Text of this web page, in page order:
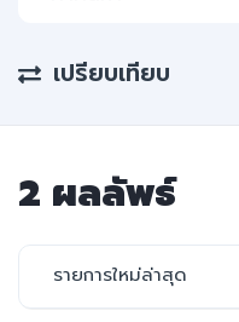
เปรียบเทียบ
2 ผลลัพธ์
รายการใหม่ล่าสุด